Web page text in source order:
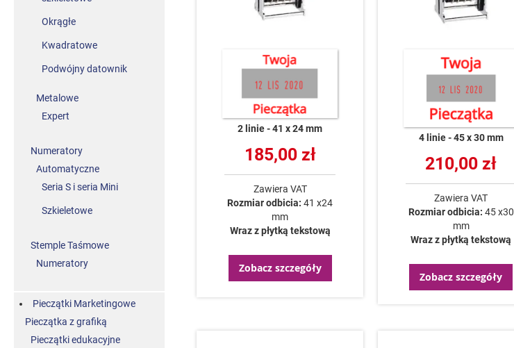
2 linie 41 x 24 mm
185,00 zł
Zawiera VAT
Rozmiar odbicia: 41 x24
mm
Wraz z płytką tekstową
Zobacz szczegóły
4 linie 45 x 30 mm
210,00 zł
Zawiera VAT
Rozmiar odbicia: 45 x30
mm
Wraz z płytką tekstową
Zobacz szczegóły
Okrągłe
Kwadratowe
Podwójny datownik
Metalowe
Expert
Numeratory
Automatyczne
Seria S i seria Mini
Szkieletowe
Stemple Taśmowe
Numeratory
Pieczątki Marketingowe
Pieczątka z grafiką
Pieczątki edukacyjne